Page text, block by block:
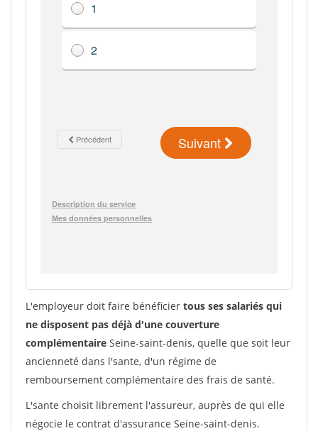
L'employeur doit faire bénéficier tous ses salariés qui
ne disposent pas déjà d'une couverture
complémentaire Seine-saint-denis, quelle que soit leur
ancienneté dans l'sante, d'un régime de
remboursement complémentaire des frais de santé.
L'sante choisit librement l'assureur, auprès de qui elle
négocie le contrat d'assurance Seine-saint-denis.